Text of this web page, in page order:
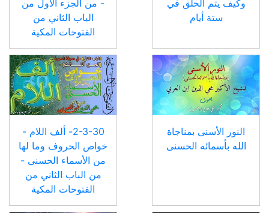
وكيف يتم الخلق في
ستة أيام
- من الجزء الأول من
الباب الثاني من
الفتوحات المكية
النور الأسنى بمناجاة
الله بأسمائه الحسنى
2-3-30- ألف اللام -
خواص الحروف وما لها
من الأسماء الحسنى -
من الباب الثاني من
الفتوحات المكية